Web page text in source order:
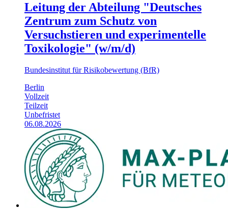
Leitung der Abteilung "Deutsches
Zentrum zum Schutz von
Versuchstieren und experimentelle
Toxikologie" (w/m/d)
Bundesinstitut für Risikobewertung (BfR)
Berlin
Vollzeit
Teilzeit
Unbefristet
06.08.2026